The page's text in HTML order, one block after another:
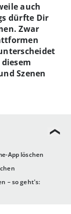
App löschen
– so geht's:
auch
dürfte Dir
Zwar
Szenen